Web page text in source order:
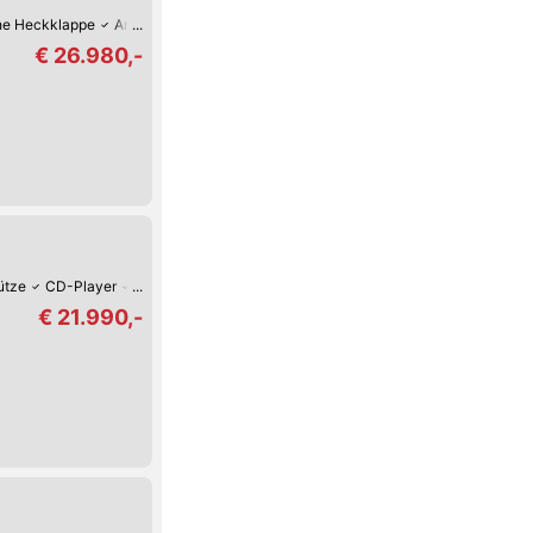
Heckklappe Armstütze
€ 26.980,-
CD-Player Park-Kamera
€ 21.990,-